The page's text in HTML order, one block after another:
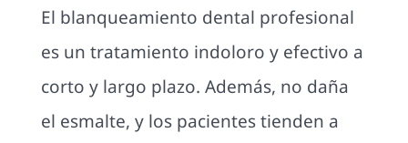
El blanqueamiento dental profesional
es un tratamiento indoloro y efectivo a
corto y largo plazo. Además, no daña
el esmalte, y los pacientes tienden a